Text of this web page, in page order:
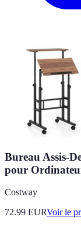
Bureau Assis-
pour
Costway
72.99 EURVoir le